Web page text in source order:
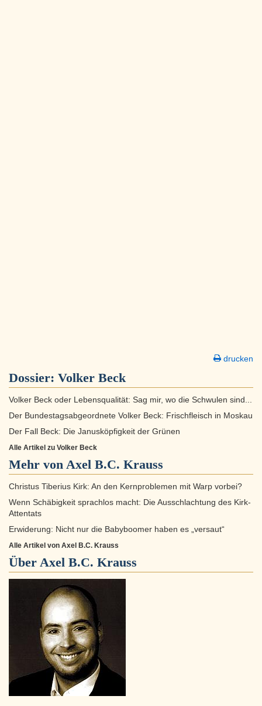
drucken
Dossier: Volker Beck
Volker Beck oder Lebensqualität: Sag mir, wo die Schwulen sind...
Der Bundestagsabgeordnete Volker Beck: Frischfleisch in Moskau
Der Fall Beck: Die Janusköpfigkeit der Grünen
Alle Artikel zu Volker Beck
Mehr von Axel B.C. Krauss
Christus Tiberius Kirk: An den Kernproblemen mit Warp vorbei?
Wenn Schäbigkeit sprachlos macht: Die Ausschlachtung des Kirk-
Attentats
Erwiderung: Nicht nur die Babyboomer haben es „versaut“
Alle Artikel von Axel B.C. Krauss
Über Axel B.C. Krauss